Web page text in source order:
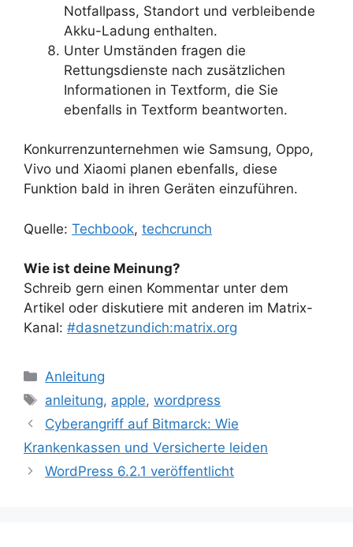
Notfallpass, Standort und verbleibende
Akku-Ladung enthalten.
Unter Umständen fragen die
Rettungsdienste nach zusätzlichen
Informationen in Textform, die Sie
ebenfalls in Textform beantworten.
Konkurrenzunternehmen wie Samsung, Oppo,
Vivo und Xiaomi planen ebenfalls, diese
Funktion bald in ihren Geräten einzuführen.
Quelle: Techbook, techcrunch
Wie ist deine Meinung?
Schreib gern einen Kommentar unter dem
Artikel oder diskutiere mit anderen im Matrix-
Kanal: #dasnetzundich:matrix.org
Kategorien
Anleitung
Schlagwörter
anleitung, apple,wordpress
Cyberangriff auf Bitmarck: Wie
Krankenkassen und Versicherte leiden
WordPress 6.2.1 veröffentlicht